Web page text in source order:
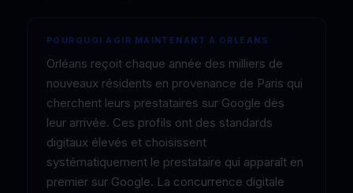
POURQUOI AGIR MAINTENANT À ORLÉANS
Orléans reçoit chaque année des milliers de
nouveaux résidents en provenance de Paris qui
cherchent leurs prestataires sur Google dès
leur arrivée. Ces profils ont des standards
digitaux élevés et choisissent
systématiquement le prestataire qui apparaît en
premier sur Google. La concurrence digitale